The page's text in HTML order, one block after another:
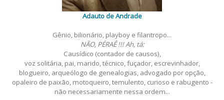
Adauto de Andrade
Gênio, bilionário, playboy e filantropo...
NÃO, PÉRAÊ !!! Ah, tá:
Causídico (contador de causos),
voz solitária, pai, marido, técnico, fuçador, escrevinhador,
blogueiro, arqueólogo de genealogias, advogado por opção,
opaleiro de paixão, motoqueiro, temulento, curioso e rabugento -
não necessariamente nessa ordem...